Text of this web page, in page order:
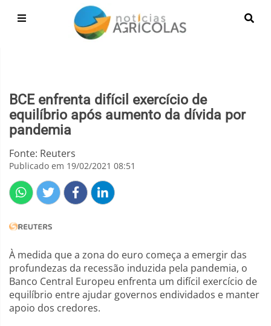
BCE enfrenta difícil exercício de
equilíbrio após aumento da dívida por
pandemia
Fonte: Reuters
Publicado em 19/02/2021 08:51
À medida que a zona do euro começa a emergir das
profundezas da recessão induzida pela pandemia, o
Banco Central Europeu enfrenta um difícil exercício de
equilíbrio entre ajudar governos endividados e manter
apoio dos credores.